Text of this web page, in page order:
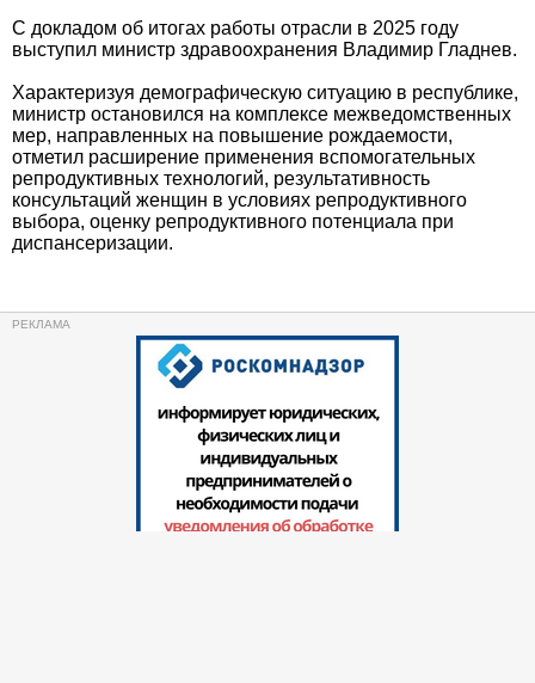
С докладом об итогах работы отрасли в 2025 году
выступил министр здравоохранения Владимир Гладнев.
Характеризуя демографическую ситуацию в республике,
министр остановился на комплексе межведомственных
мер, направленных на повышение рождаемости,
отметил расширение применения вспомогательных
репродуктивных технологий, результативность
консультаций женщин в условиях репродуктивного
выбора, оценку репродуктивного потенциала при
диспансеризации.